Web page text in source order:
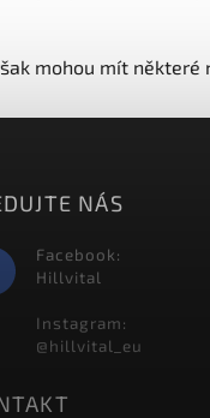
mohou mít některé
NÁS
Facebook:
Hillvital
Instagram:
@hillvital_eu